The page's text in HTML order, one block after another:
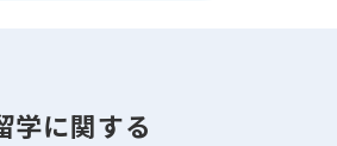
学に関する